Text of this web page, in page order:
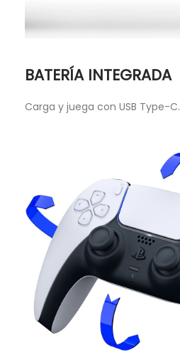
BATERÍA INTEGRADA
Carga y juega con USB Type-C.